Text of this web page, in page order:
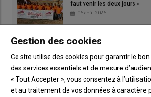
faut venir les deux jours »
06 août 2026
Le banc d'essai, la solution
puissance de votre moteur
16 juillet 2026
Terrena. Moissons : une
exceptionnellement précoce
Gestion des cookies
Ce site utilise des cookies pour garantir le
des services essentiels et de mesure
« Tout Accepter », vous consentez à
et au traitement de vos données à caractère